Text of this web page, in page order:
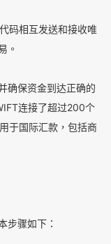
码相互发送和接收唯
。
确保资金到达正确的
连接了超过200个
于国际汇款，包括商
步骤如下：